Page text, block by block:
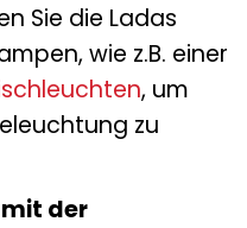
Sie die Ladas
wie z.B. einer
, um
zu
mit der